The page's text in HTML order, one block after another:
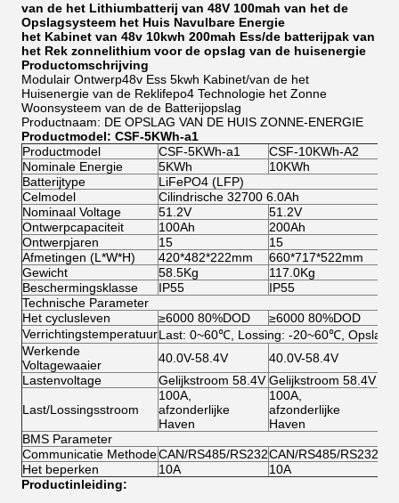
van de het Lithiumbatterij van 48V 100mah van het de
Opslagsysteem het Huis Navulbare Energie
het Kabinet van 48v 10kwh 200mah Ess/de batterijpak van
het Rek zonnelithium voor de opslag van de huisenergie
Productomschrijving
Modulair Ontwerp48v Ess 5kwh Kabinet/van de het
Huisenergie van de Reklifepo4 Technologie het Zonne
Woonsysteem van de de Batterijopslag
Productnaam: DE OPSLAG VAN DE HUIS ZONNE-ENERGIE
Productmodel: CSF-5KWh-a1
Productmodel
CSF-5KWh-a1 CSF-10KWh-A2
Nominale Energie
5KWh 10KWh
Batterijtype
LiFePO4 (LFP)
Celmodel
Cilindrische 32700 6.0Ah
Nominaal Voltage
51.2V 51.2V
Ontwerpcapaciteit
100Ah 200Ah
Ontwerpjaren
15 15
Afmetingen (L*W*H)
420*482*222mm 660*717*522mm
Gewicht
58.5Kg 117.0Kg
Beschermingsklasse
IP55 IP55
Technische Parameter
Het cyclusleven
≥6000 80%DOD ≥6000 80%DOD
VerrichtingstemperatuurLast: 0~60℃, Lossing: -20~60℃, Opslag:
Werkende
Voltagewaaier
40.0V-58.4V 40.0V-58.4V
Lastenvoltage
Gelijkstroom 58.4V Gelijkstroom 58.4V
Last/Lossingsstroom
100A,
afzonderlijke
Haven
100A,
afzonderlijke
Haven
BMS Parameter
Communicatie MethodeCAN/RS485/RS232CAN/RS485/RS232
Het beperken
10A 10A
Productinleiding: